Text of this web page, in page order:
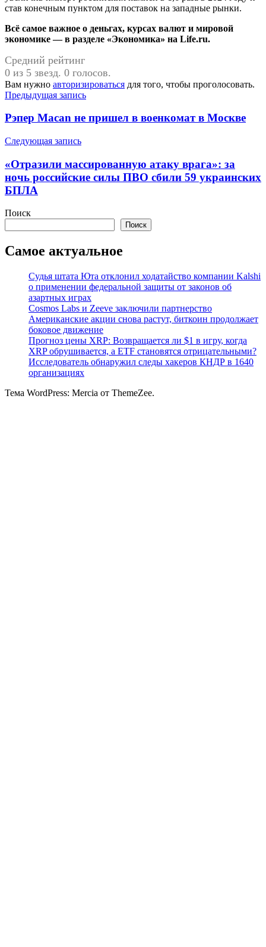
став конечным пунктом для поставок на западные рынки.
Всё самое важное о деньгах, курсах валют и мировой
экономике — в разделе «Экономика» на Life.ru.
Средний рейтинг
0 из 5 звезд. 0 голосов.
Вам нужно авторизироваться для того, чтобы проголосовать.
Навигация
по
записям
Предыдущая запись
Рэпер Macan не пришел в военкомат в Москве
Следующая запись
«Отразили массированную атаку врага»: за
ночь российские силы ПВО сбили 59 украинских
БПЛА
Поиск
Поиск
Самое актуальное
Судья штата Юта отклонил ходатайство компании Kalshi
о применении федеральной защиты от законов об
азартных играх
Cosmos Labs и Zeeve заключили партнерство
Американские акции снова растут, биткоин продолжает
боковое движение
Прогноз цены XRP: Возвращается ли $1 в игру, когда
XRP обрушивается, а ETF становятся отрицательными?
Исследователь обнаружил следы хакеров КНДР в 1640
организациях
Тема WordPress: Mercia от ThemeZee.